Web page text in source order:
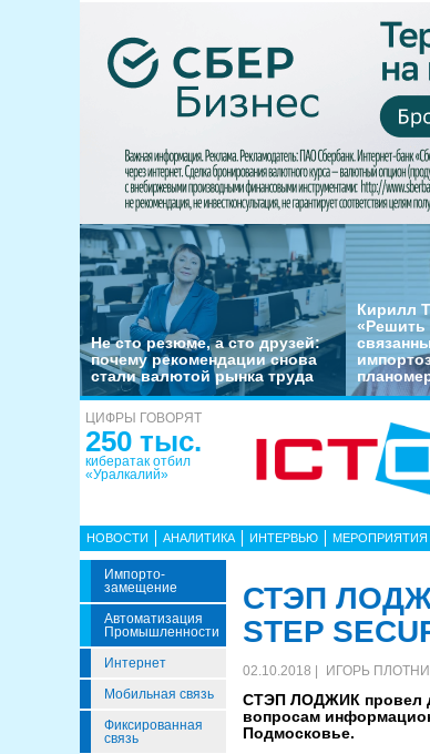
Не сто резюме, а сто друзей:
почему рекомендации снова
стали валютой рынка труда
Кирилл
ЦИФРЫ ГОВОРЯТ
250 тыс.
кибератак отбил
«Уралкалий»
НОВОСТИ АНАЛИТИКА ИНТЕРВЬЮ МЕРОПРИЯТИЯ
Импорто­
Замещение
Автоматизация
Промышленности
Интернет
Мобильная связь
Фиксированная
связь
СТЭП
STEP
02.10.2018 | ИГОРЬ
СТЭП ЛОДЖИК провел
вопросам
Подмосковье.